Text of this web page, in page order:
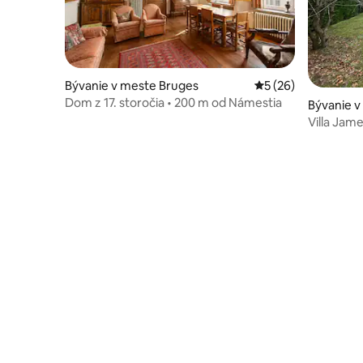
Bývanie v meste Bruges Priemerné
5 (26)
Dom z 17. storočia • 200 m od Námestia
Bývanie
Villa